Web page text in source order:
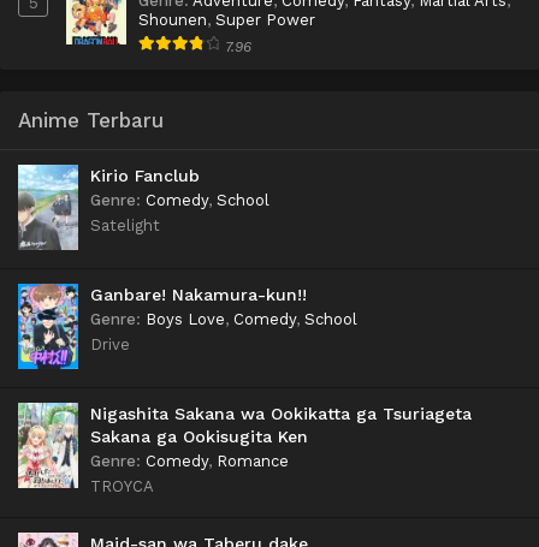
Shounen, Super Power
7.96
Anime Terbaru
Kirio Fanclub
Genre: Comedy, School
Satelight
Ganbare! Nakamura-kun!!
Genre: Boys Love, Comedy, School
Drive
Nigashita Sakana wa Ookikatta ga Tsuriageta
Sakana ga Ookisugita Ken
Genre: Comedy, Romance
TROYCA